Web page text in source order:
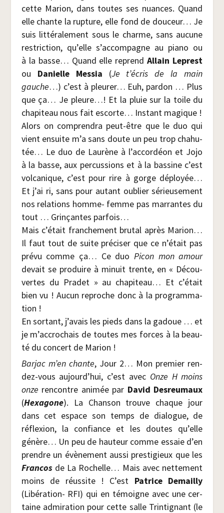
cette Marion, dans toutes ses nuances. Quand
elle chante la rup­ture, elle fond de dou­ceur… Je
suis lit­té­ra­le­ment sous le charme, sans aucune
res­tric­tion, qu’elle s’ac­com­pagne au pia­no ou
à la basse… Quand elle reprendAllain Leprest
ou Danielle Mes­sia (Je t’é­cris de la main
gauche…) c’est à pleu­rer… Euh, par­don … Plus
que ça… Je pleure…! Et la pluie sur la toile du
cha­pi­teau nous fait escorte… Ins­tant magique !
Alors on com­pren­dra peut-être que le duo qui
vient ensuite m’a sans doute un peu trop cha­hu­
tée… Le duo de Lau­rène à l’ac­cor­déon et Jojo
à la basse, aux per­cus­sions et à la bas­sine c’est
vol­ca­nique, c’est pour rire à gorge déployée…
Et j’ai ri, sans pour autant oublier sérieu­se­ment
nos rela­tions homme- femme pas mar­rantes du
tout … Grin­çantes par­fois…
Mais c’é­tait fran­che­ment bru­tal après Marion…
Il faut tout de suite pré­ci­ser que ce n’é­tait pas
pré­vu comme ça… Ce duoPicon mon amour
devait se pro­duire à minuit trente, en « Décou­
vertes du Pra­det » au cha­pi­teau… Et c’é­tait
bien vu ! Aucun reproche donc à la pro­gram­ma­
tion !
En sor­tant, j’a­vais les pieds dans la gadoue … et
je m’ac­cro­chais de toutes mes forces à la beau­
té du concert de Marion !
Bar­jac m’en chante, Jour 2… Mon pre­mier ren­
dez-vous aujourd’­hui, c’est avec Onze H moins
onze ren­contre ani­mée par David Des­reu­maux
(Hexa­gone). La Chan­son trouve chaque jour
dans cet espace son temps de dia­logue, de
réflexion, la confiance et les doutes qu’elle
génère… Un peu de hau­teur comme essaie d’en
prendre un évè­ne­ment aus­si pres­ti­gieux que les
Fran­cosde La Rochelle… Mais avec net­te­ment
moins de réus­site ! C’est Patrice Demailly
(Libé­ra­tion- RFI) qui en témoigne avec une cer­
taine admi­ra­tion pour cette salle Trin­ti­gnant (le